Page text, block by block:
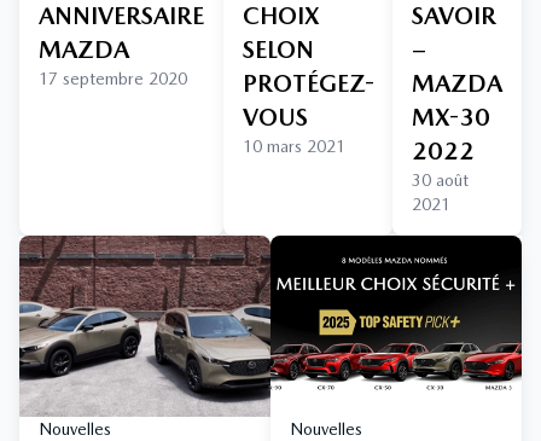
ANNIVERSAIRE
MAZDA
17 septembre 2020
CHOIX
SELON
PROTÉGEZ-
VOUS
10 mars 2021
SAVOIR
–
MAZDA
MX-30
2022
30 août
2021
Nouvelles Nouvelles